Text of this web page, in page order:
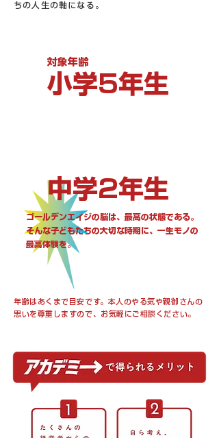
ちの人生の軸になる。
対象年齢
小学5年生
中学2年生
ゴールデンエイジの脳は、最高の状態である。
​そんな子どもたちの大切な時期に、一生モノの
最高体験を。
年齢はあくまで目安です。本人のやる気や親御さんの
思いを尊重しますので、お気軽にご相談ください。